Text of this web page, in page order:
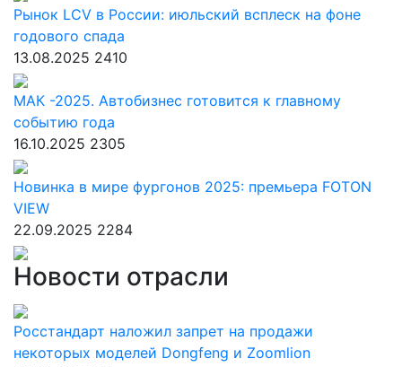
Рынок LCV в России: июльский всплеск на фоне
годового спада
13.08.2025 2410
МАК -2025. Автобизнес готовится к главному
событию года
16.10.2025 2305
Новинка в мире фургонов 2025: премьера FOTON
VIEW
22.09.2025 2284
Новости отрасли
Росстандарт наложил запрет на продажи
некоторых моделей Dongfeng и Zoomlion